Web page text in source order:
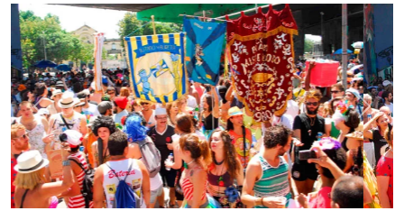
Previous Next